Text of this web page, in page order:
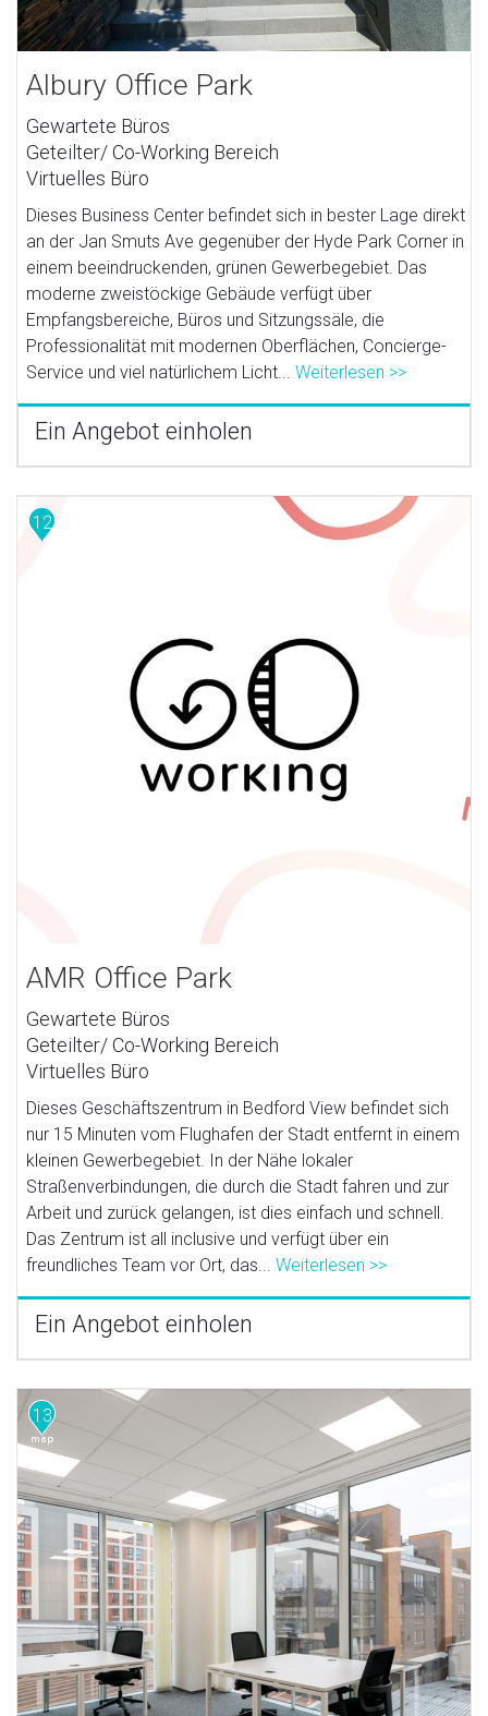
Albury Office Park
Gewartete Büros
Geteilter/ Co-Working Bereich
Virtuelles Büro
Dieses Business Center befindet sich in bester Lage direkt
an der Jan Smuts Ave gegenüber der Hyde Park Corner in
einem beeindruckenden, grünen Gewerbegebiet. Das
moderne zweistöckige Gebäude verfügt über
Empfangsbereiche, Büros und Sitzungssäle, die
Professionalität mit modernen Oberflächen, Concierge-
Service und viel natürlichem Licht...Weiterlesen >>
Ein Angebot einholen
12
AMR Office Park
Gewartete Büros
Geteilter/ Co-Working Bereich
Virtuelles Büro
Dieses Geschäftszentrum in Bedford View befindet sich
nur 15 Minuten vom Flughafen der Stadt entfernt in einem
kleinen Gewerbegebiet. In der Nähe lokaler
Straßenverbindungen, die durch die Stadt fahren und zur
Arbeit und zurück gelangen, ist dies einfach und schnell.
Das Zentrum ist all inclusive und verfügt über ein
freundliches Team vor Ort, das...Weiterlesen >>
Ein Angebot einholen
13